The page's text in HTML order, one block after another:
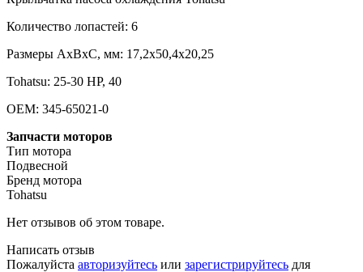
Количество лопастей: 6
Размеры AxBxC, мм: 17,2x50,4x20,25
Tohatsu: 25-30 HP, 40
OEM: 345-65021-0
Запчасти моторов
Тип мотора
Подвесной
Бренд мотора
Tohatsu
Нет отзывов об этом товаре.
Написать отзыв
Пожалуйста авторизуйтесь или зарегистрируйтесь для